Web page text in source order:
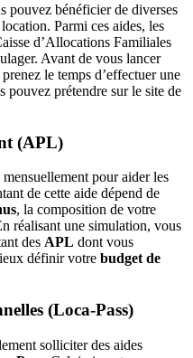
pouvez bénéficier de diverses
Parmi ces aides, les
d’Allocations Familiales
Avant de vous lancer
prenez le temps d’effectuer une
pouvez prétendre sur le site de
(APL)
pour aider les
de cette aide dépend de
, la composition de votre
réalisant une simulation, vous
des APL dont vous
définir votre budget de
(Loca-Pass)
solliciter des aides